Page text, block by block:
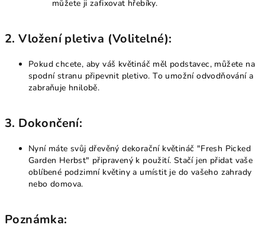
můžete ji zafixovat hřebíky.
2.Vložení pletiva (Volitelné):
Pokud chcete, aby váš květináč měl podstavec, můžete na
spodní stranu připevnit pletivo. To umožní odvodňování a
zabraňuje hnilobě.
3. Dokončení:
Nyní máte svůj dřevěný dekorační květináč "Fresh Picked
Garden Herbst" připravený k použití. Stačí jen přidat vaše
oblíbené podzimní květiny a umístit je do vašeho zahrady
nebo domova.
Poznámka: